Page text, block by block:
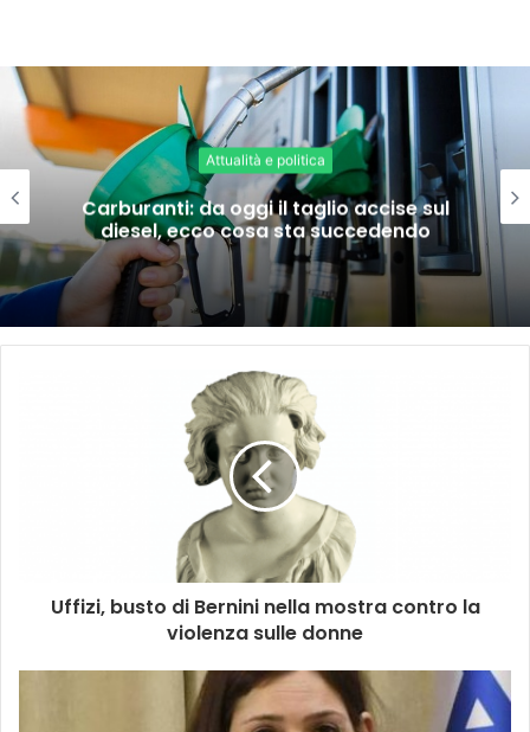
Attualità e politica
Carburanti: da oggi il taglio accise sul
diesel, ecco cosa sta succedendo
Uffizi, busto di Bernini nella mostra contro la
violenza sulle donne